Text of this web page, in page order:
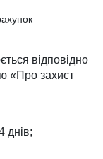
відповідно
«Про захист
днів;